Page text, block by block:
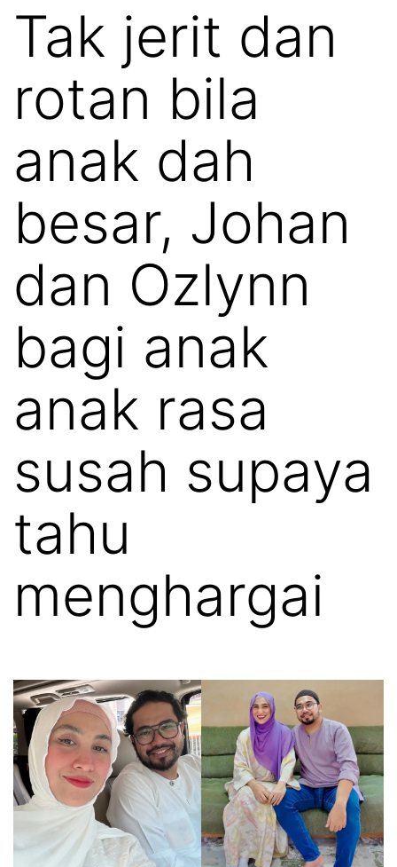
Tak jerit dan
rotan bila
anak dah
besar, Johan
dan Ozlynn
bagi anak
anak rasa
susah supaya
tahu
menghargai